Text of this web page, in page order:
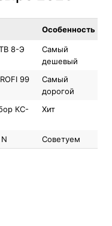
Особенность
8-Э
Самый
дешевый
99
Самый
дорогой
КС-
Хит
Советуем